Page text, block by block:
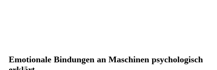
Emotionale Bindungen an Maschinen psychologisch